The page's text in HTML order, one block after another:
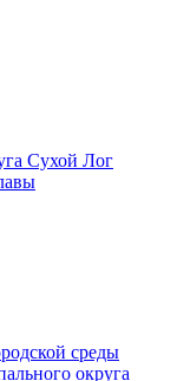
Сухой Лог
среды
округа